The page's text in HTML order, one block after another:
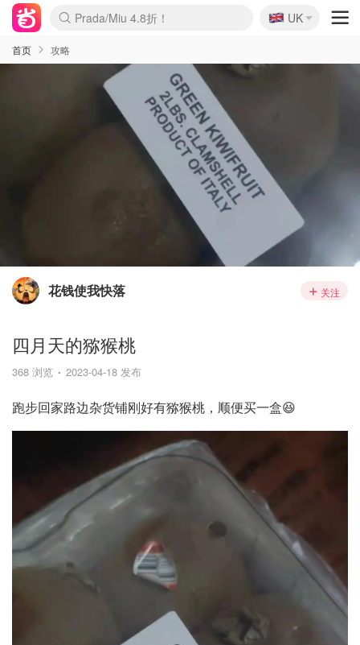
Prada/Miu 4.8折！
🇬🇧
UK
首页 攻略
花钱使我快落 关注
四月天的猕猴桃
368 浏览 2023-04-18 发布
跑步回家路边杂货铺刚好有猕猴桃，顺便买一盒😆